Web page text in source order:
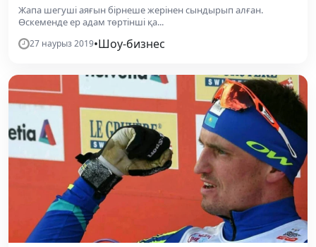
Жапа шегуші аяғын бірнеше жерінен сындырып алған.
Өскеменде ер адам төртінші қа...
27 наурыз 2019•Шоу-бизнес